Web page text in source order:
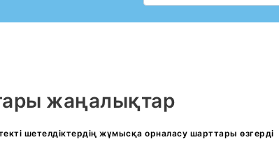
жаңалықтар
шетелдіктердің жұмысқа орналасу шарттары өзгерді